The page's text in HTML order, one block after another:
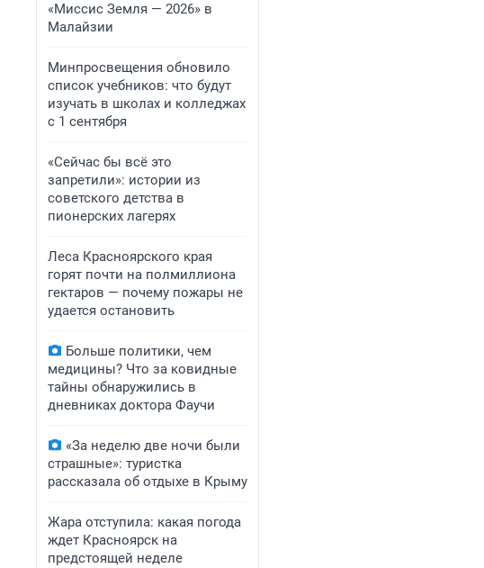
«Миссис Земля — 2026» в
Малайзии
Минпросвещения обновило
список учебников: что будут
изучать в школах и колледжах
с 1 сентября
«Сейчас бы всё это
запретили»: истории из
советского детства в
пионерских лагерях
Леса Красноярского края
горят почти на полмиллиона
гектаров — почему пожары не
удается остановить
Больше политики, чем
медицины? Что за ковидные
тайны обнаружились в
дневниках доктора Фаучи
«За неделю две ночи были
страшные»: туристка
рассказала об отдыхе в Крыму
Жара отступила: какая погода
ждет Красноярск на
предстоящей неделе